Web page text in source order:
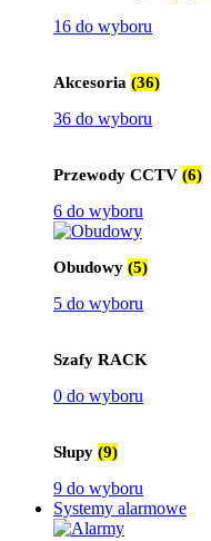
16 do wyboru
Akcesoria (36)
36 do wyboru
Przewody CCTV (6)
6 do wyboru
Obudowy (5)
5 do wyboru
Szafy RACK
0 do wyboru
Słupy (9)
9 do wyboru
Systemy alarmowe